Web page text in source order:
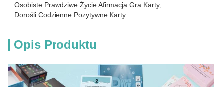
Osobiste Prawdziwe Życie Afirmacja Gra Karty
Dorośli Codzienne Pozytywne Karty
Opis Produktu